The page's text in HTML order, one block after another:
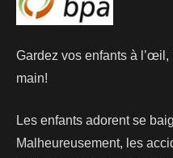
Gardez vos enfants à
main!
Les enfants adorent se
Malheureusement, les